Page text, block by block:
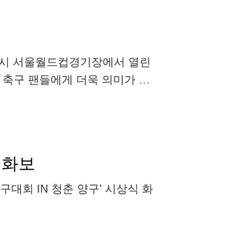
서울월드컵경기장에서 열린
구 팬들에게 더욱 의미가 깊
보
대회 IN 청춘 양구' 시상식 화